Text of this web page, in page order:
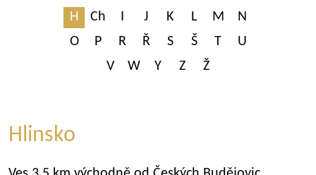
H
Ch I J K L M
N
O
P R Ř S Š T
U
V
W Y Z Ž
Hlinsko